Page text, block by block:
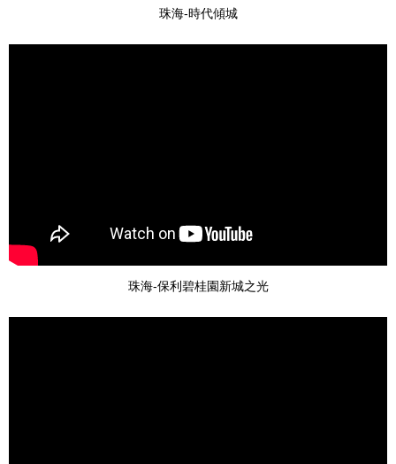
珠海-時代傾城
珠海-保利碧桂園新城之光